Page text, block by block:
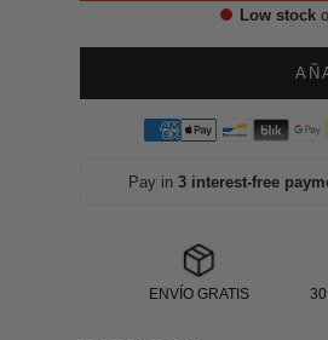
Low stock
Pay in3 interest-free
ENVÍO GRATIS